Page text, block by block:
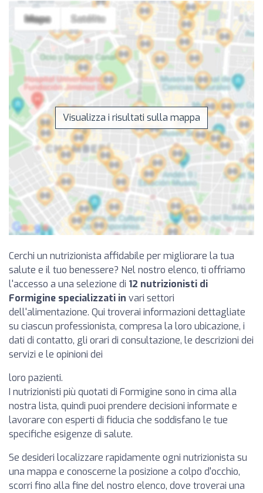
Visualizza i risultati sulla mappa
Cerchi un nutrizionista affidabile per migliorare la tua
salute e il tuo benessere? Nel nostro elenco, ti offriamo
l'accesso a una selezione di 12 nutrizionisti di
Formigine specializzati in vari settori
dell'alimentazione. Qui troverai informazioni dettagliate
su ciascun professionista, compresa la loro ubicazione, i
dati di contatto, gli orari di consultazione, le descrizioni dei
servizi e le opinioni dei
loro pazienti.
I nutrizionisti più quotati di Formigine sono in cima alla
nostra lista, quindi puoi prendere decisioni informate e
lavorare con esperti di fiducia che soddisfano le tue
specifiche esigenze di salute.
Se desideri localizzare rapidamente ogni nutrizionista su
una mappa e conoscerne la posizione a colpo d'occhio,
scorri fino alla fine del nostro elenco, dove troverai una